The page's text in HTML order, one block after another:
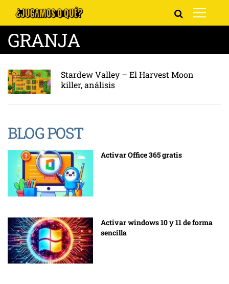
GRANJA
Stardew Valley – El Harvest Moon
killer, análisis
BLOG POST
Activar Office 365 gratis
Activar windows 10 y 11 de forma
sencilla